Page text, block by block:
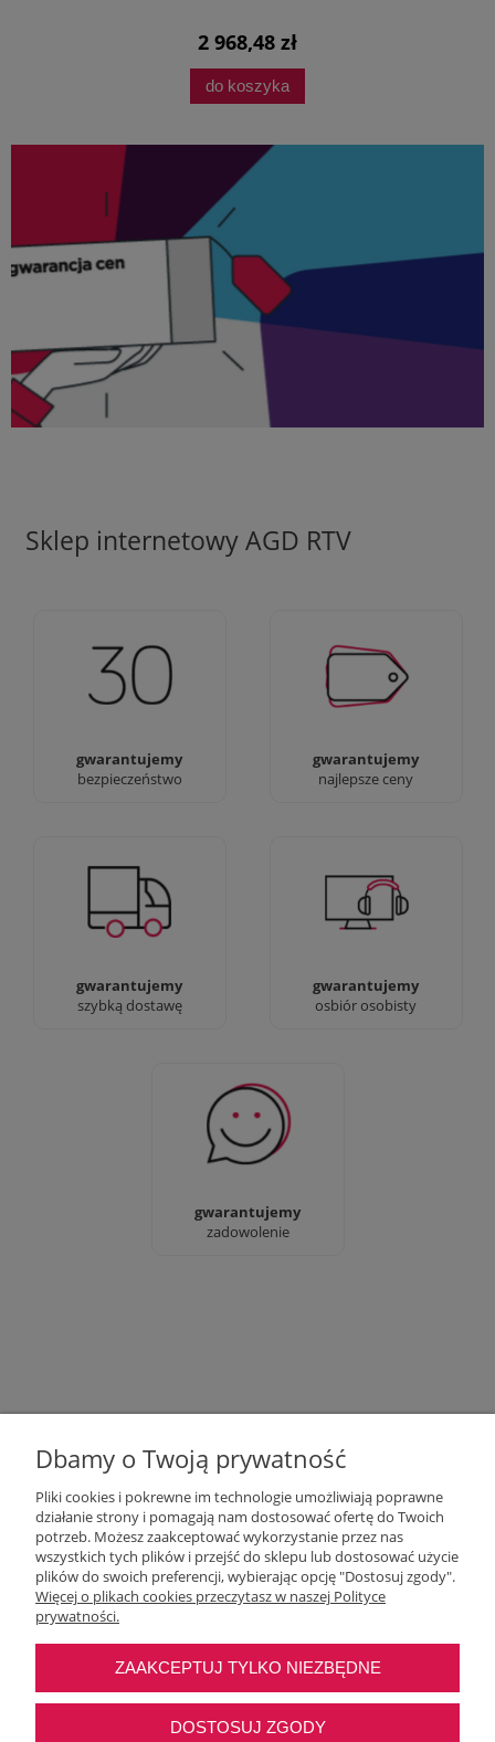
2 968,48 zł
do koszyka
Sklep internetowy AGD RTV
gwarantujemy
bezpieczeństwo
Jesteśmy firmą z 30-
gwarantujemy
najlepsze ceny
Ciężko pracujemy aby
zapewnić najlepsze
gwarantujemy
szybką dostawę
90% dostaw następnego
dnia, bez dopłat!
gwarantujemy
osbiór osobisty
Jesteśmy prawdziwi :)
możesz przyjść i
gwarantujemy
zadowolenie
Sprawdź nasze 100%
zadowolenia Klientów
Moje konto
Najczęstsze pytania
Dbamy o Twoją prywatność
Pliki cookies i pokrewne im technologie umożliwiają poprawne
działanie strony i pomagają nam dostosować ofertę do Twoich
potrzeb. Możesz zaakceptować wykorzystanie przez nas
wszystkich tych plików i przejść do sklepu lub dostosować użycie
plików do swoich preferencji, wybierając opcję "Dostosuj zgody".
Więcej o plikach cookies przeczytasz w naszej Polityce
prywatności.
ZAAKCEPTUJ TYLKO NIEZBĘDNE
DOSTOSUJ ZGODY